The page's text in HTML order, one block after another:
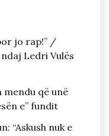
jo rap!” /
Ledri Vulës
mendu që unë
e” fundit
“Askush nuk e